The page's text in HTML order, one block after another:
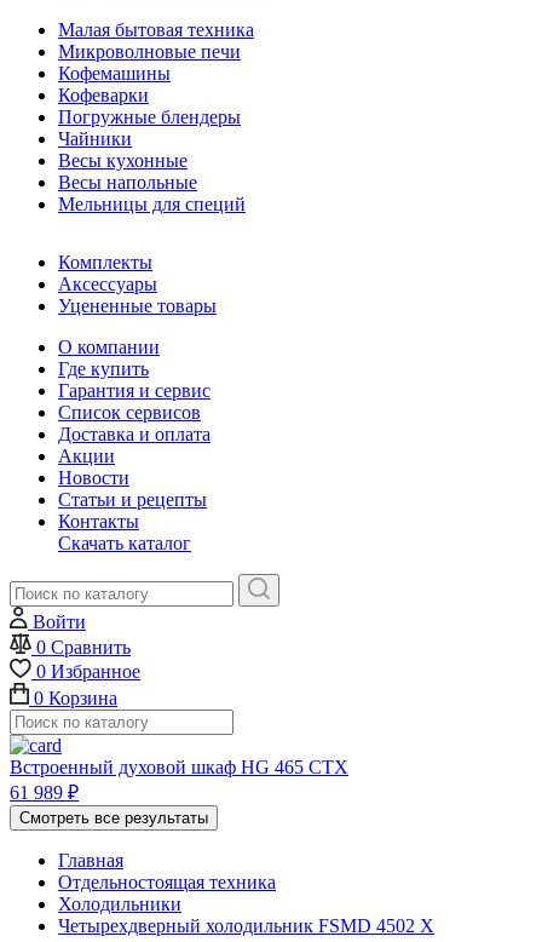
Малая бытовая техника
Микроволновые печи
Кофемашины
Кофеварки
Погружные блендеры
Чайники
Весы кухонные
Весы напольные
Мельницы для специй
Комплекты
Аксессуары
Уцененные товары
О компании
Где купить
Гарантия и сервис
Список сервисов
Доставка и оплата
Акции
Новости
Статьи и рецепты
Контакты
Скачать каталог
Войти
0 Сравнить
0 Избранное
0 Корзина
Встроенный духовой шкаф HG 465 CTX
61 989 ₽
Смотреть все результаты
Главная
Отдельностоящая техника
Холодильники
Четырехдверный холодильник FSMD 4502 X